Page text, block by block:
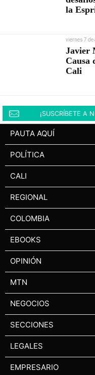
la
viernes 7 de
Javier
Causa
Cali
¡SUSCRÍBETE A
PAUTA AQUÍ
POLÍTICA
CALI
REGIONAL
COLOMBIA
EBOOKS
OPINIÓN
MTN
NEGOCIOS
SECCIONES
LEGALES
EMPRESARIO